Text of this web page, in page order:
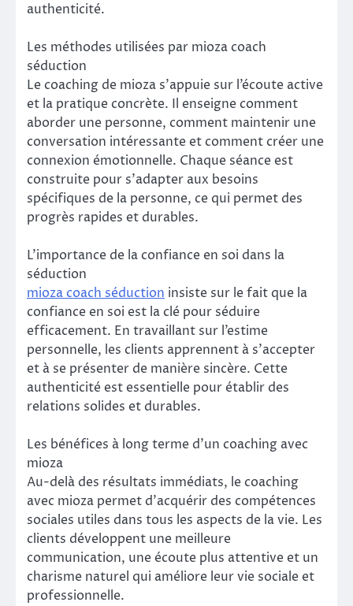
authenticité.
Les méthodes utilisées par mioza coach
séduction
Le coaching de mioza s’appuie sur l’écoute active
et la pratique concrète. Il enseigne comment
aborder une personne, comment maintenir une
conversation intéressante et comment créer une
connexion émotionnelle. Chaque séance est
construite pour s’adapter aux besoins
spécifiques de la personne, ce qui permet des
progrès rapides et durables.
L’importance de la confiance en soi dans la
séduction
mioza coach séduction insiste sur le fait que la
confiance en soi est la clé pour séduire
efficacement. En travaillant sur l’estime
personnelle, les clients apprennent à s’accepter
et à se présenter de manière sincère. Cette
authenticité est essentielle pour établir des
relations solides et durables.
Les bénéfices à long terme d’un coaching avec
mioza
Au-delà des résultats immédiats, le coaching
avec mioza permet d’acquérir des compétences
sociales utiles dans tous les aspects de la vie. Les
clients développent une meilleure
communication, une écoute plus attentive et un
charisme naturel qui améliore leur vie sociale et
professionnelle.